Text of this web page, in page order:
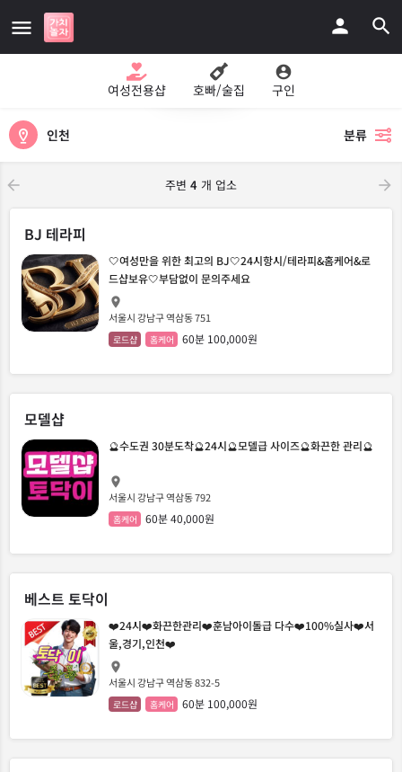
여성전용샵 호빠/술집 구인
인천 분류
주변 4 개 업소
BJ 테라피
🤍여성만을 위한 최고의 BJ🤍24시항시/테라피&홈케어&로
드샵보유🤍부담없이 문의주세요
서울시 강남구 역삼동 751
로드샵 홈케어 60분 100,000원
모델샵
🔮수도권 30분도착🔮24시🔮모델급 사이즈🔮화끈한 관리🔮
서울시 강남구 역삼동 792
홈케어 60분 40,000원
베스트 토닥이
❤️24시❤️화끈한관리❤️훈남아이돌급 다수❤️100%실사❤️서
울,경기,인천❤️
서울시 강남구 역삼동 832-5
로드샵 홈케어 60분 100,000원
지도보기